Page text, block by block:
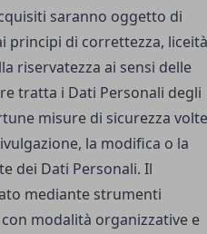
saranno oggetto di
principi di correttezza,
riservatezza ai sensi delle
tratta i Dati Personali degli
misure di sicurezza volte
la modifica o la
dei Dati Personali. Il
mediante strumenti
modalità organizzative e